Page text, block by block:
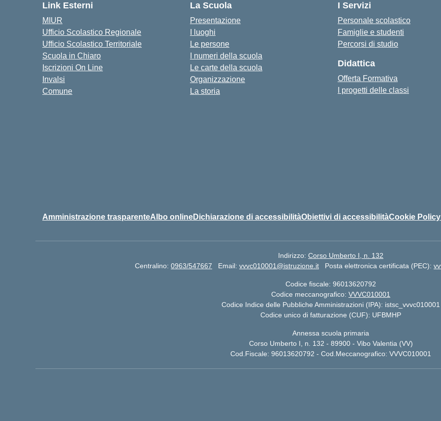
Link Esterni
MIUR
Ufficio Scolastico Regionale
Ufficio Scolastico Territoriale
Scuola in Chiaro
Iscrizioni On Line
Invalsi
Comune
La Scuola
Presentazione
I luoghi
Le persone
I numeri della scuola
Le carte della scuola
Organizzazione
La storia
I Servizi
Personale scolastico
Famiglie e studenti
Percorsi di studio
Didattica
Offerta Formativa
I progetti delle classi
Amministrazione trasparenteAlbo onlineDichiarazione di accessibilitàObiettivi di accessibilitàCookie Policy
Indirizzo: Corso Umberto I, n. 132
Centralino: 0963/547667 Email: vvvc010001@istruzione.it Posta elettronica certificata (PEC):
Codice fiscale: 96013620792
Codice meccanografico: VVVC010001
Codice Indice delle Pubbliche Amministrazioni (IPA): istsc_vvvc010001
Codice unico di fatturazione (CUF): UFBMHP
Annessa scuola primaria
Corso Umberto I, n. 132 - 89900 - Vibo Valentia (VV)
Cod.Fiscale: 96013620792 - Cod.Meccanografico: VVVC010001